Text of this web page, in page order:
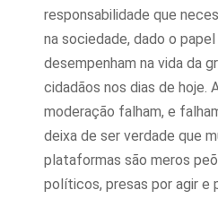
responsabilidade que
na sociedade, dado o
desempenham na vida da
cidadãos nos dias de hoje.
moderação falham, e
deixa de ser verdade que
plataformas são meros
políticos, presas por agir e